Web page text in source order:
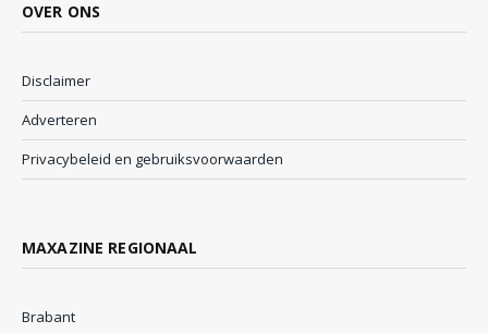
OVER ONS
Disclaimer
Adverteren
Privacybeleid en gebruiksvoorwaarden
MAXAZINE REGIONAAL
Brabant